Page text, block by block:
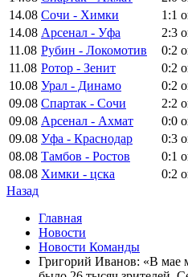
14.08 Сочи - Химки 1:1
14.08 Арсенал - Уфа 2:3
11.08 Рубин - Локомотив 0:2
11.08 Ротор - Зенит 0:2
10.08 Урал - Динамо 0:2
09.08 Спартак - Сочи 2:2
09.08 Арсенал - Ахмат 0:0
09.08 Уфа - Краснодар 0:3
08.08 Тамбов - Ростов 0:1
08.08 Химки - цска 0:2
Назад
Главная
Новости
Новости Команды
Григорий Иванов: «В мае